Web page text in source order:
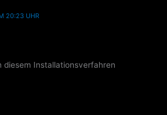
20:23 UHR
diesem Installationsverfahren